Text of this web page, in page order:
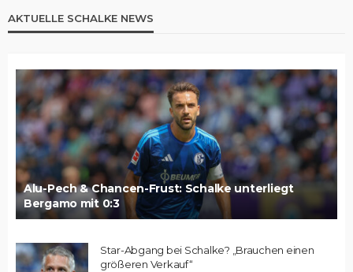
AKTUELLE SCHALKE NEWS
Alu-Pech & Chancen-Frust: Schalke unterliegt
Bergamo mit 0:3
Star-Abgang bei Schalke? „Brauchen einen
größeren Verkauf“